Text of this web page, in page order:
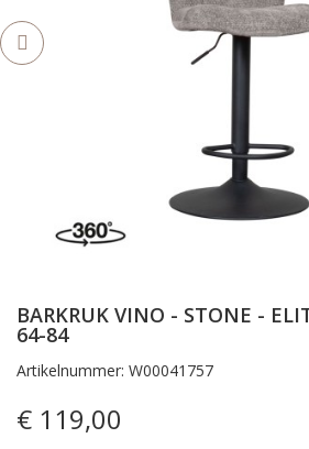
BARKRUK VINO - STONE -
64-84
Artikelnummer: W00041757
€ 119,00